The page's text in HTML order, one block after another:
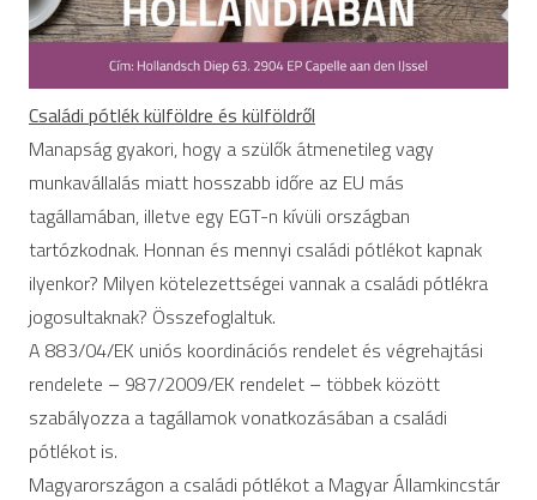
Családi pótlék külföldre és külföldről
Manapság gyakori, hogy a szülők átmenetileg vagy
munkavállalás miatt hosszabb időre az EU más
tagállamában, illetve egy EGT-n kívüli országban
tartózkodnak. Honnan és mennyi családi pótlékot kapnak
ilyenkor? Milyen kötelezettségei vannak a családi pótlékra
jogosultaknak? Összefoglaltuk.
A 883/04/EK uniós koordinációs rendelet és végrehajtási
rendelete – 987/2009/EK rendelet – többek között
szabályozza a tagállamok vonatkozásában a családi
pótlékot is.
Magyarországon a családi pótlékot a Magyar Államkincstár